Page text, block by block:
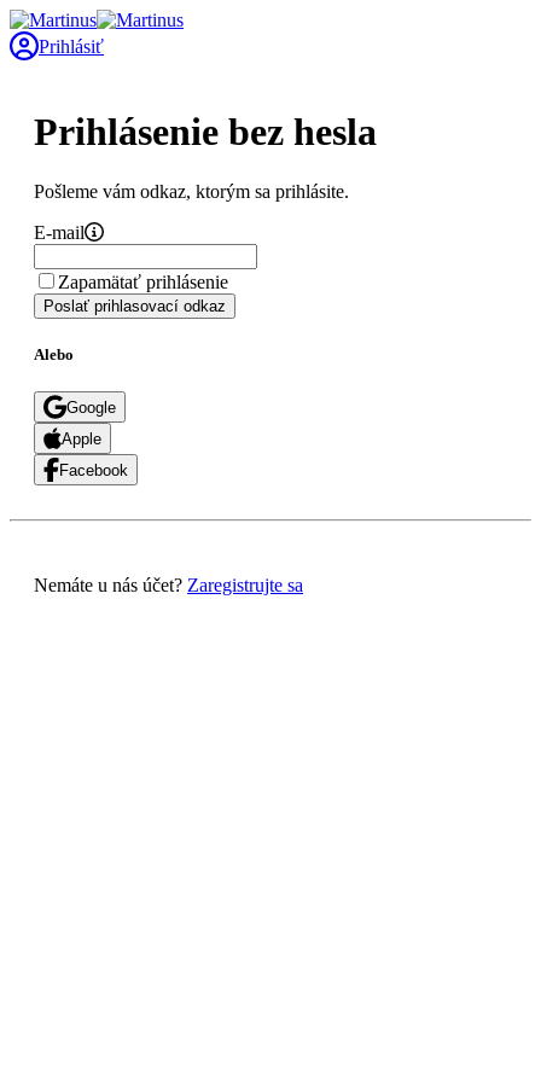
Prihlásiť
Prihlásenie bez hesla
Pošleme vám odkaz, ktorým sa prihlásite.
E-mail
Zapamätať prihlásenie
Poslať prihlasovací odkaz
Alebo
Google
Apple
Facebook
Nemáte u nás účet? Zaregistrujte sa